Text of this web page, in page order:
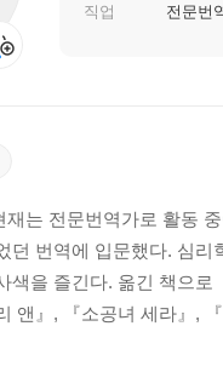
직업 전문번
재는 전문번역가로 활동
던 번역에 입문했다. 심
색을 즐긴다. 옮긴 책으
앤』, 『소공녀 세라』,